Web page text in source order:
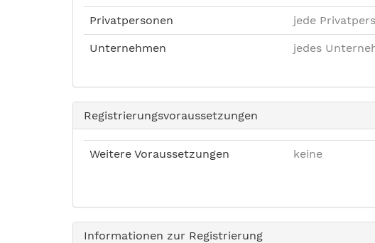
Privatpersonen jede
Unternehmen jedes
Registrierungsvoraussetzungen
Weitere Voraussetzungen keine
Informationen zur Registrierung